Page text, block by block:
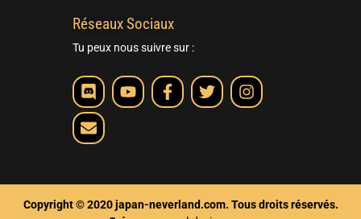
Réseaux Sociaux
Tu peux nous suivre sur :
Copyright © 2020 japan-neverland.com. Tous droits réservés.